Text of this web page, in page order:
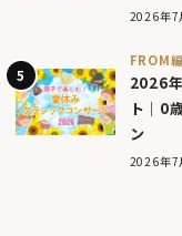
2026年7
FROM
2026
ト｜0
ン
2026年7